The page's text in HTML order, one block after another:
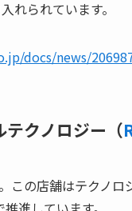
れられています。
docs/news/
クノロジー（
この店舗はテクノ